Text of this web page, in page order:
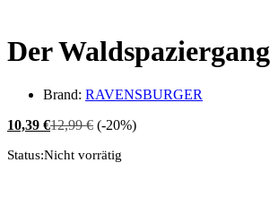
Der Waldspaziergang
Brand: RAVENSBURGER
10,39 €12,99€ (-20%)
Status:Nicht vorrätig